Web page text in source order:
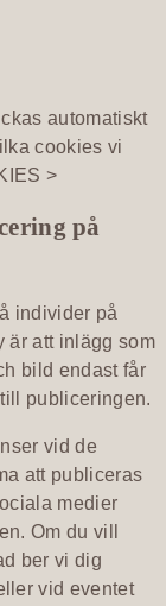
automatiskt
cookies vi
>
på
individer på
är att inlägg som
bild endast får
publiceringen.
vid de
att publiceras
medier
Om du vill
ber vi dig
vid eventet